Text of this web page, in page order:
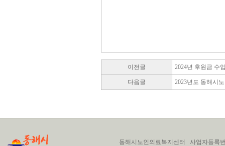
이전글 2024년 후원금 수
다음글 2023년도 동해시
동해시노인의료복지센터 사업자등록